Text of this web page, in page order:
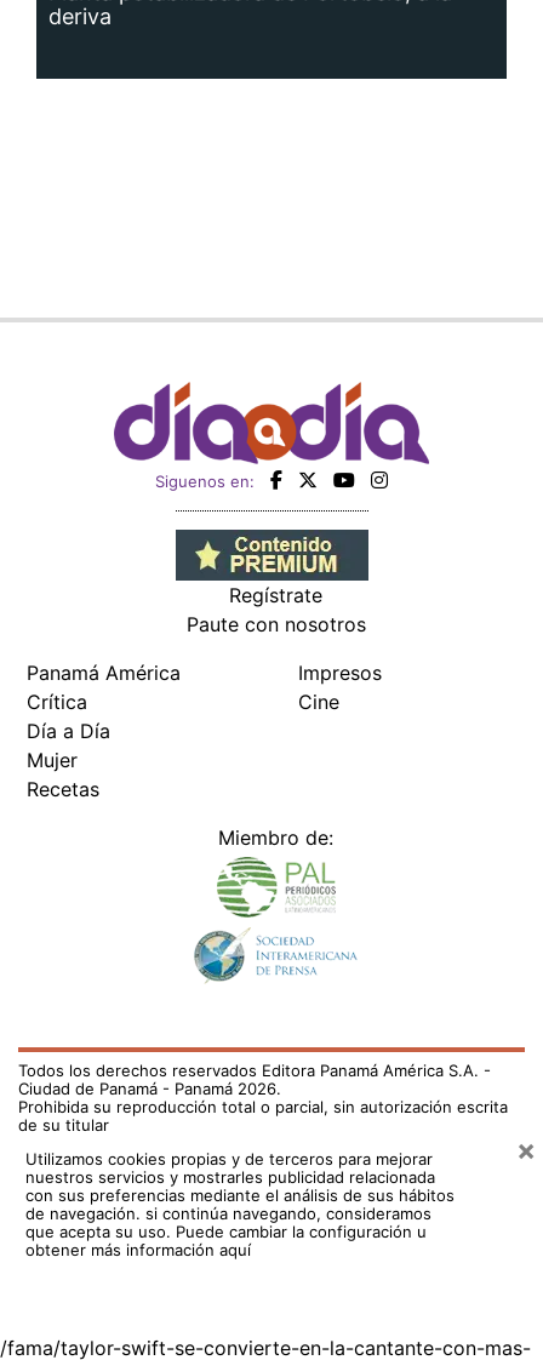
deriva
Siguenos en:
Regístrate
Paute con nosotros
Panamá América
Crítica
Día a Día
Mujer
Recetas
Impresos
Cine
Miembro de:
Todos los derechos reservados Editora Panamá América S.A. -
Ciudad de Panamá - Panamá 2026.
Prohibida su reproducción total o parcial, sin autorización escrita
de su titular
Utilizamos cookies propias y de terceros para mejorar
nuestros servicios y mostrarles publicidad relacionada
con sus preferencias mediante el análisis de sus hábitos
de navegación. si continúa navegando, consideramos
que acepta su uso. Puede cambiar la configuración u
obtener más información aquí
×
/fama/taylor-swift-se-convierte-en-la-cantante-con-mas-